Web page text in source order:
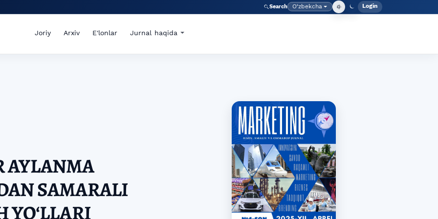
Search Language
O‘zbekcha Admin
Login
Joriy Arxiv E'lonlar Jurnal haqida
AYLANMA
SAMARALI
YOʻLLARI